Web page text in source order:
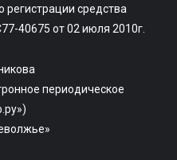
регистрации средства
40675 от 02 июля 2010г.
периодическое